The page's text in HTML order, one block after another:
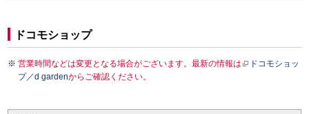
ドコモショップ
営業時間などは変更となる場合がございます。最新の情報は
ドコモショッ
プ／d gardenからご確認ください。